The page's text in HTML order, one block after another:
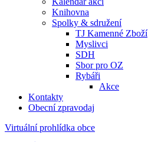
Knihovna
Spolky & sdružení
TJ Kamenné Zboží
Myslivci
SDH
Sbor pro OZ
Rybáři
Akce
Kontakty
Obecní zpravodaj
Virtuální prohlídka obce